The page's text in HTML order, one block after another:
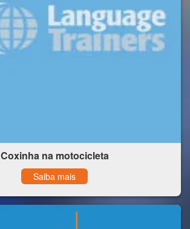
Coxinha na motocicleta
Saiba mais